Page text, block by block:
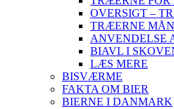
OVERSIGT –
TRÆERNE
ANVENDELSE
BIAVL I
LÆS MERE
BISVÆRME
FAKTA OM BIER
BIERNE I DANMARK